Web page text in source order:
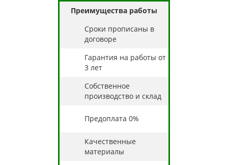
Преимущества работы
Cроки прописаны в
договоре
Гарантия на работы от
3 лет
Собственное
производство и склад
Предоплата 0%
Качественные
материалы